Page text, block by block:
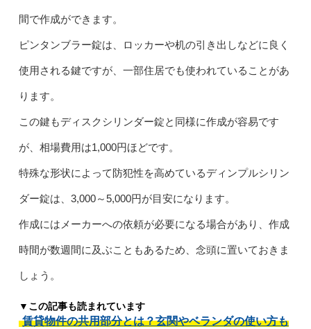
間で作成ができます。
ピンタンブラー錠は、ロッカーや机の引き出しなどに良く
使用される鍵ですが、一部住居でも使われていることがあ
ります。
この鍵もディスクシリンダー錠と同様に作成が容易です
が、相場費用は1,000円ほどです。
特殊な形状によって防犯性を高めているディンプルシリン
ダー錠は、3,000～5,000円が目安になります。
作成にはメーカーへの依頼が必要になる場合があり、作成
時間が数週間に及ぶこともあるため、念頭に置いておきま
しょう。
▼この記事も読まれています
賃貸物件の共用部分とは？玄関やベランダの使い方も